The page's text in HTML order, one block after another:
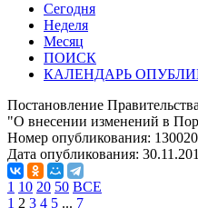
Сегодня
Неделя
Месяц
ПОИСК
КАЛЕНДАРЬ
Постановление
"О внесении изменений в
Номер опубликования:
Дата опубликования:
1 10 20 50 ВСЕ
1 2 3 4 5 ... 7